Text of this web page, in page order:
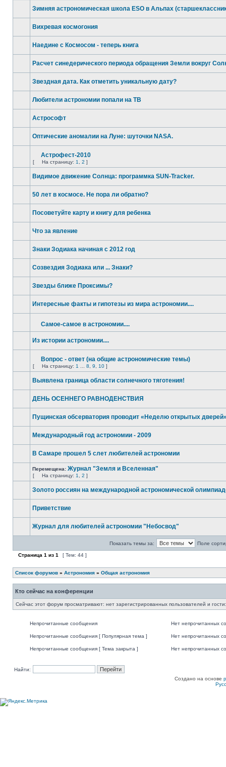
Зимняя астрономическая школа ESO в Альпах
Вихревая космогония
Наедине с Космосом - теперь книга
Расчет синедерического периода обращения Земли вокруг
Звездная дата. Как отметить уникальную дату?
Любители астрономии попали на ТВ
Астрософт
Оптические аномалии на Луне: шуточки NASA.
Астрофест-2010
[ На страницу: 1 2 ]
Видимое движение Солнца: программка SUN-Tracker.
50 лет в космосе. Не пора ли обратно?
Посоветуйте карту и книгу для ребенка
Что за явление
Знаки Зодиака начиная с 2012 год
Созвездия Зодиака или ... Знаки?
Звезды ближе Проксимы?
Интересные факты и гипотезы из мира астрономии....
Самое-самое в астрономии....
Из истории астрономии....
Вопрос - ответ (на общие астрономические темы)
[ На страницу: 1 8 9 10 ]
Выявлена граница области солнечного тяготения!
ДЕНЬ ОСЕННЕГО РАВНОДЕНСТВИЯ
Пущинская обсерватория проводит «Неделю открытых
Международный год астрономии - 2009
В Самаре прошел 5 слет любителей астрономии
Перемещена: Журнал "Земля и Вселенная"
[ На страницу: 1 2 ]
Золото россиян на международной астрономической
Приветствие
Журнал для любителей астрономии "Небосвод"
Показать темы за: Поле
Страница 1 из 1 [ Тем: 44 ]
Список форумов » Астрономия » Общая астрономия
Кто сейчас на конференции
Сейчас этот форум просматривают: нет зарегистрированных пользователей и
Непрочитанные сообщения Нет непрочитанных
Непрочитанные сообщения [ Популярная тема ] Нет непрочитанных
Непрочитанные сообщения [ Тема закрыта ] Нет непрочитанных
Найти:
Создано на основе